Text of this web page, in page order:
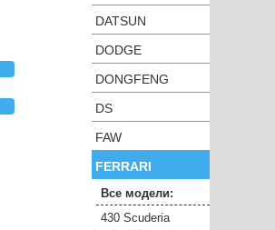
DATSUN
DODGE
DONGFENG
DS
FAW
FERRARI
Все модели:
430 Scuderia